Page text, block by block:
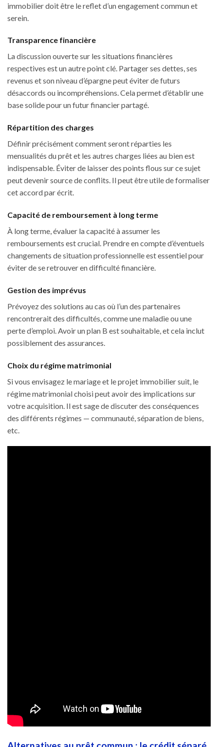
immobilier doit être le reflet d’un engagement commun et
serein.
Transparence financière
La discussion ouverte sur les situations financières
respectives est un autre point clé. Partager ses dettes, ses
revenus et son niveau d’épargne peut éviter de futurs
désaccords ou incompréhensions. Cela permet d’établir une
base solide pour un futur financier partagé.
Répartition des charges
Définir précisément comment seront réparties les
mensualités du prêt et les autres charges liées au bien est
indispensable. Éviter de laisser des points flous sur ce sujet
peut devenir source de conflits. Il peut être utile de formaliser
cet accord par écrit.
Capacité de remboursement à long terme
À long terme, évaluer la capacité à assumer les
remboursements est crucial. Prendre en compte d’éventuels
changements de situation professionnelle est essentiel pour
éviter de se retrouver en difficulté financière.
Gestion des imprévus
Prévoyez des solutions au cas où l’un des partenaires
rencontrerait des difficultés, comme une maladie ou une
perte d’emploi. Avoir un plan B est souhaitable, et cela inclut
possiblement des assurances.
Choix du régime matrimonial
Si vous envisagez le mariage et le projet immobilier suit, le
régime matrimonial choisi peut avoir des implications sur
votre acquisition. Il est sage de discuter des conséquences
des différents régimes — communauté, séparation de biens,
etc.